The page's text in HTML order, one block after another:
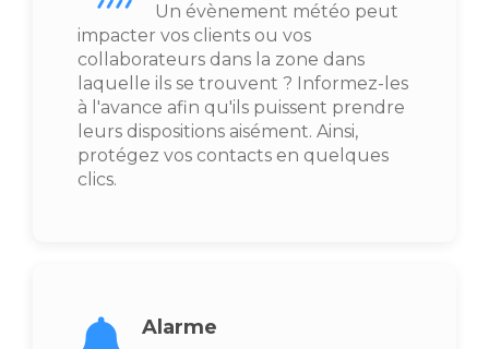
Un évènement météo peut
impacter vos clients ou vos
collaborateurs dans la zone dans
laquelle ils se trouvent ? Informez-les
à l'avance afin qu'ils puissent prendre
leurs dispositions aisément. Ainsi,
protégez vos contacts en quelques
clics.
Alarme